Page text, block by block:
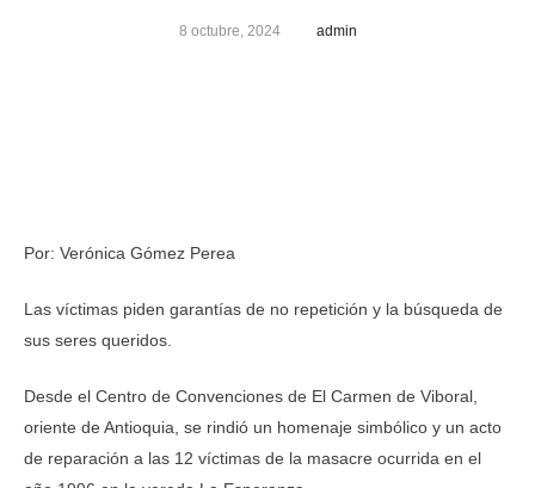
8 octubre, 2024 admin
Por: Verónica Gómez Perea
Las víctimas piden garantías de no repetición y la búsqueda de
sus seres queridos.
Desde el Centro de Convenciones de El Carmen de Viboral,
oriente de Antioquia, se rindió un homenaje simbólico y un acto
de reparación a las 12 víctimas de la masacre ocurrida en el